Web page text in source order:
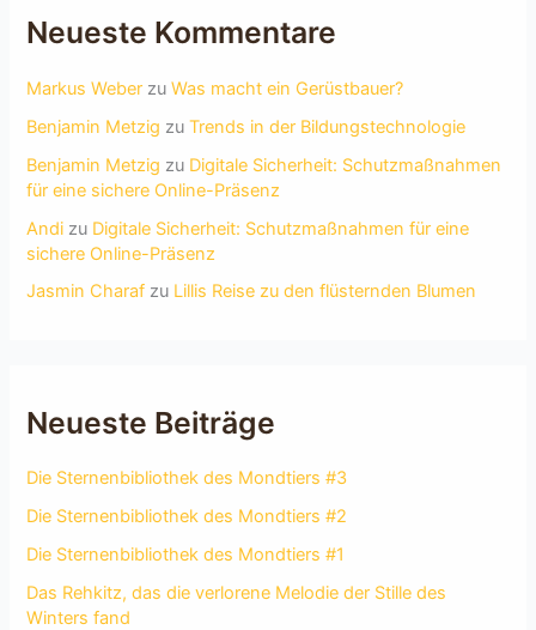
Neueste Kommentare
Markus Weber zuWas macht ein Gerüstbauer?
Benjamin Metzig zuTrends in der Bildungstechnologie
Benjamin Metzig zu Digitale Sicherheit: Schutzmaßnahmen
für eine sichere Online-Präsenz
Andi zu Digitale Sicherheit: Schutzmaßnahmen für eine
sichere Online-Präsenz
Jasmin Charaf zu Lillis Reise zu den flüsternden Blumen
Neueste Beiträge
Die Sternenbibliothek des Mondtiers #3
Die Sternenbibliothek des Mondtiers #2
Die Sternenbibliothek des Mondtiers #1
Das Rehkitz, das die verlorene Melodie der Stille des
Winters fand